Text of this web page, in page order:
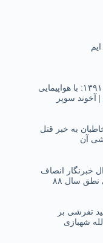
محمدباقر خرازی در سال ۱۳۹۱: با هواپیمایی
آخوند سوپر
به خبر قتل
آن
خبرنگار انصاف
تفرشی بر
شهبازی